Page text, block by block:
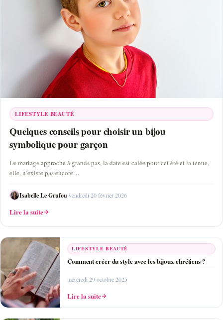
LIFESTYLE BEAUTÉ
Quelques conseils pour choisir un bijou
symbolique pour garçon
Le mariage approche à grands pas, la date est calée pour cet été et la tenue,
elle, n’existe pas encore…
Isabelle Le Grufou·vendredi 20 février 2026
Lire la suite
LIFESTYLE BEAUTÉ
Comment créer du style avec les bijoux chrétiens ?
mercredi 29 octobre 2025
Lire la suite